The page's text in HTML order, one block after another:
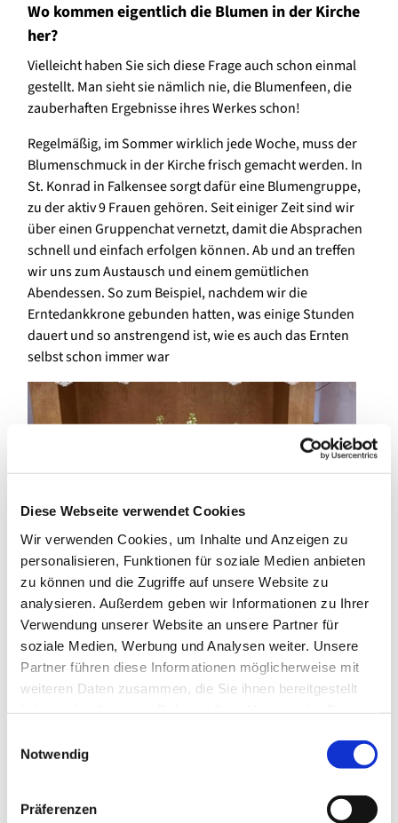
Diese Webseite verwendet Cookies
Wir verwenden Cookies, um Inhalte und Anzeigen zu
personalisieren, Funktionen für soziale Medien anbieten
zu können und die Zugriffe auf unsere Website zu
analysieren. Außerdem geben wir Informationen zu Ihrer
Verwendung unserer Website an unsere Partner für
soziale Medien, Werbung und Analysen weiter. Unsere
Partner führen diese Informationen möglicherweise mit
weiteren Daten zusammen, die Sie ihnen bereitgestellt
Notwendig
Präferenzen
Wo kommen eigentlich die Blumen in der Kirche
her?
Vielleicht haben Sie sich diese Frage auch schon einmal
gestellt. Man sieht sie nämlich nie, die Blumenfeen, die
zauberhaften Ergebnisse ihres Werkes schon!
Regelmäßig, im Sommer wirklich jede Woche, muss der
Blumenschmuck in der Kirche frisch gemacht werden. In
St. Konrad in Falkensee sorgt dafür eine Blumengruppe,
zu der aktiv 9 Frauen gehören. Seit einiger Zeit sind wir
über einen Gruppenchat vernetzt, damit die Absprachen
schnell und einfach erfolgen können. Ab und an treffen
wir uns zum Austausch und einem gemütlichen
Abendessen. So zum Beispiel, nachdem wir die
Erntedankkrone gebunden hatten, was einige Stunden
dauert und so anstrengend ist, wie es auch das Ernten
selbst schon immer war
Im Wechsel schmücken wir Woche für Woche unsere
Kirche mit frischen Blumen. Da Schnittblumen recht teuer
sind, versuchen wir nach Möglichkeit immer, Blumen aus
dem eigenen Garten oder auch bei Freunden und
Nachbarn zu besorgen. Der großzügigen Schöpfung sei
Dank, kann man auch je nach Jahreszeit einige Zweige
oder Kräuter auf der Wiese schneiden. Im Herbst sind
ich persönlich am liebsten.